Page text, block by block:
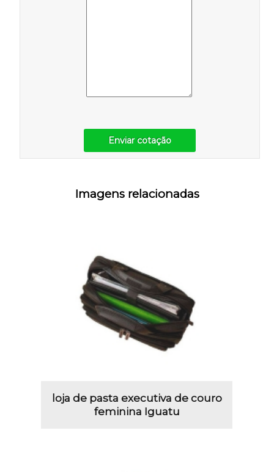
Enviar cotação
Imagens relacionadas
loja de pasta executiva de couro
feminina Iguatu